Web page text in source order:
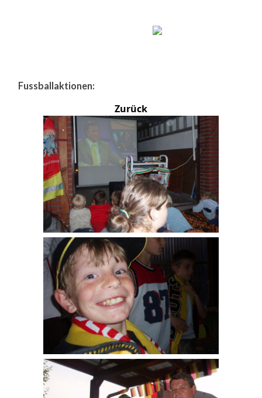
Fussballaktionen:
Zurück